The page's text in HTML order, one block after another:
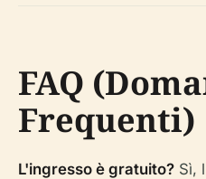
FAQ
Frequenti)
L'ingresso è gratuito? Sì,